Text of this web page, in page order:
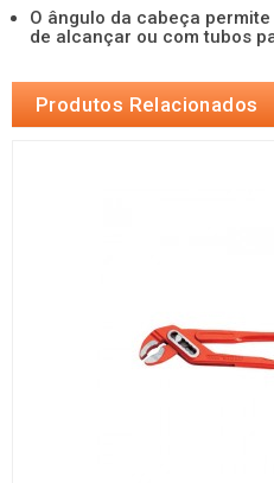
O ângulo da cabeça
de alcançar ou com tubos
Produtos Relacionados